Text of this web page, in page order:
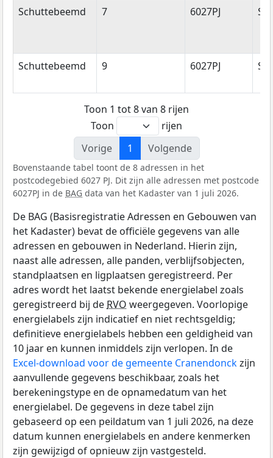
Schuttebeemd 7 6027PJ
Schuttebeemd 9 6027PJ
Toon 1 tot 8 van 8 rijen
Toon
rijen
Vorige
1 Volgende
Bovenstaande tabel toont de 8 adressen in het
postcodegebied 6027 PJ. Dit zijn alle adressen met postcode
6027PJ in de BAG data van het Kadaster van 1 juli 2026.
De BAG (Basisregistratie Adressen en Gebouwen van
het Kadaster) bevat de officiële gegevens van alle
adressen en gebouwen in Nederland. Hierin zijn,
naast alle adressen, alle panden, verblijfsobjecten,
standplaatsen en ligplaatsen geregistreerd. Per
adres wordt het laatst bekende energielabel zoals
geregistreerd bij de RVO weergegeven. Voorlopige
energielabels zijn indicatief en niet rechtsgeldig;
definitieve energielabels hebben een geldigheid van
10 jaar en kunnen inmiddels zijn verlopen. In de
Excel-download voor de gemeente Cranendonckzijn
aanvullende gegevens beschikbaar, zoals het
berekeningstype en de opnamedatum van het
energielabel. De gegevens in deze tabel zijn
gebaseerd op een peildatum van 1 juli 2026, na deze
datum kunnen energielabels en andere kenmerken
zijn gewijzigd of opnieuw zijn vastgesteld.